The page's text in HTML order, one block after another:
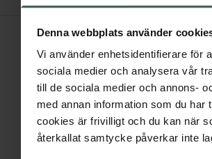
Denna webbplats använder
Vi använder enhetsidentifierare för
sociala medier och analysera vår
till de sociala medier och annons-
med annan information som du
cookies är frivilligt och du kan när
återkallat samtycke påverkar inte